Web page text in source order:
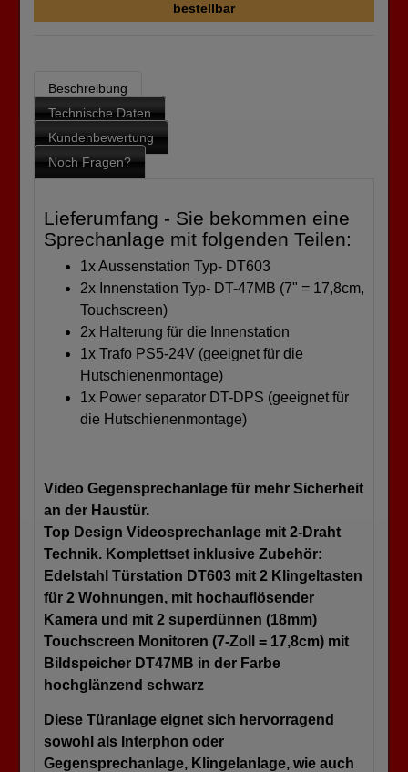
bestellbar
Beschreibung
Technische Daten
Kundenbewertung
Noch Fragen?
Lieferumfang - Sie bekommen eine
Sprechanlage mit folgenden Teilen:
1x Aussenstation Typ- DT603
2x Innenstation Typ- DT-47MB (7" = 17,8cm,
Touchscreen)
2x Halterung für die Innenstation
1x Trafo PS5-24V (geeignet für die
Hutschienenmontage)
1x Power separator DT-DPS (geeignet für
die Hutschienenmontage)
Video Gegensprechanlage für mehr Sicherheit
an der Haustür.
Top Design Videosprechanlage mit 2-Draht
Technik. Komplettset inklusive Zubehör:
Edelstahl Türstation DT603 mit 2 Klingeltasten
für 2 Wohnungen, mit hochauflösender
Kamera und mit 2 superdünnen (18mm)
Touchscreen Monitoren (7-Zoll = 17,8cm) mit
Bildspeicher DT47MB in der Farbe
hochglänzend schwarz
Diese Türanlage eignet sich hervorragend
sowohl als Interphon oder
Gegensprechanlage, Klingelanlage, wie auch